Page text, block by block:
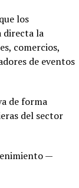
los
directa la
comercios,
de eventos
de forma
del sector
—